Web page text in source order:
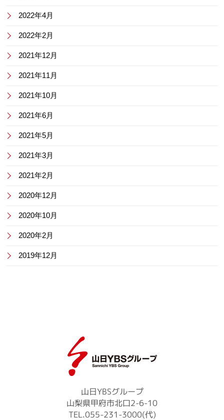
2022年4月
2022年2月
2021年12月
2021年11月
2021年10月
2021年6月
2021年5月
2021年3月
2021年2月
2020年12月
2020年10月
2020年2月
2019年12月
山日YBSグループ
山梨県甲府市北口2-6-10
TEL.055-231-3000(代)